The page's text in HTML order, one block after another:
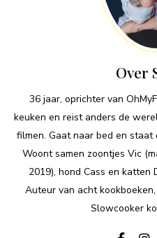
Over
36 jaar, oprichter van
keuken en reist anders de
filmen. Gaat naar bed en
Woont samen zoontjes Vic
2019), hond Cass en katten
Auteur van acht
Slowcooker